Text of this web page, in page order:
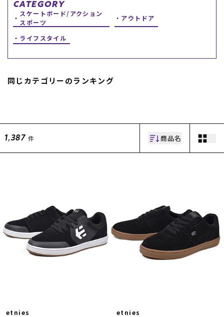
ポイント・クーポンもこのアプリで！
CATEGORY
スケートボード/アクション
スポーツ
アウトドア
ライフスタイル
同じカテゴリーのランキング
1,387 件 商品名
etnies etnies